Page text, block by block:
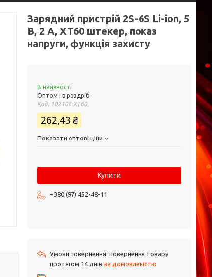
Зарядний пристрій 2S-6S Li-ion, 5
В, 2 A, XT60 штекер, показ
напруги, функція захисту
В наявності
Оптом і в роздріб
Код: 102108-XT60
262,43 ₴
Показати оптові ціни
Купити
+380 (97) 452-48-11
повернення товару
протягом 14 днів за домовленістю